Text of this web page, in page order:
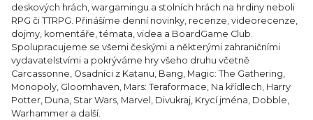
deskových hrách, wargamingu a stolních hrách na hrdiny neboli
RPG či TTRPG. Přinášíme denní novinky, recenze, videorecenze,
dojmy, komentáře, témata, videa a BoardGame Club.
Spolupracujeme se všemi českými a některými zahraničními
vydavatelstvími a pokrýváme hry všeho druhu včetně
Carcassonne, Osadníci z Katanu, Bang, Magic: The Gathering,
Monopoly, Gloomhaven, Mars: Teraformace, Na křídlech, Harry
Potter, Duna, Star Wars, Marvel, Divukraj, Krycí jména, Dobble,
Warhammer a další.